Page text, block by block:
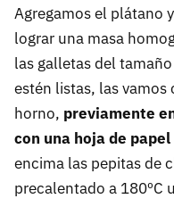
Agregamos el plátano
lograr una masa
las galletas del
estén listas, las
horno, previamente
con una hoja de
encima las pepitas de
precalentado a 180ºC